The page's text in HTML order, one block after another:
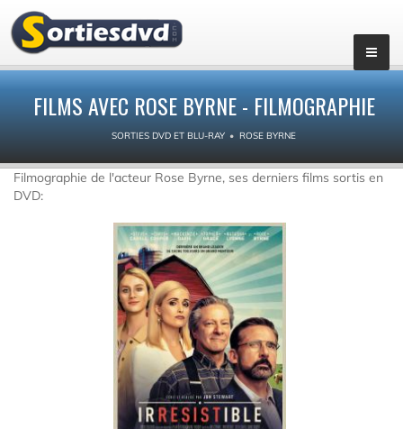
FILMS AVEC ROSE BYRNE - FILMOGRAPHIE
SORTIES DVD ET BLU-RAY ROSE BYRNE
Filmographie de l'acteur Rose Byrne, ses derniers films sortis en
DVD: